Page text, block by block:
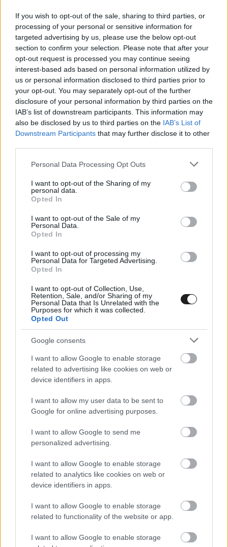
If you wish to opt-out of the sale, sharing to third parties, or
processing of your personal or sensitive information for
targeted advertising by us, please use the below opt-out
section to confirm your selection. Please note that after your
opt-out request is processed you may continue seeing
interest-based ads based on personal information utilized by
us or personal information disclosed to third parties prior to
your opt-out. You may separately opt-out of the further
disclosure of your personal information by third parties on the
IAB’s list of downstream participants. This information may
also be disclosed by us to third parties on the IAB’s List of
Downstream Participants that may further disclose it to other
Please note that this website/app uses one or more Google
not limited to your visit or usage behaviour. You may click to
grant or deny consent to Google and its third-party tags to
use your data for below specified purposes in below Google
consent section.
Personal Data Processing Opt Outs
I want to opt-out of the Sharing of my
personal data.
Opted In
I want to opt-out of the Sale of my
Personal Data.
Opted In
I want to opt-out of processing my
Personal Data for Targeted Advertising.
Opted In
I want to opt-out of Collection, Use,
Retention, Sale, and/or Sharing of my
Personal Data that Is Unrelated with the
Purposes for which it was collected.
Opted Out
Google consents
I want to allow Google to enable storage
related to advertising like cookies on web or
device identifiers in apps.
I want to allow my user data to be sent to
Google for online advertising purposes.
I want to allow Google to send me
personalized advertising.
I want to allow Google to enable storage
related to analytics like cookies on web or
device identifiers in apps.
I want to allow Google to enable storage
related to functionality of the website or app.
I want to allow Google to enable storage
▶
Az utolsó órában két incidens is történt, előbb
Augusto Farfus találta el a GT3-as BMW-jével az
Guidit a La Source hajtűben, majd Alex Riberas a
Kemmel-egyenesben Antonio Felix da Costa
Alpine-jának előzése közben a fűre sodródott,
a szalagkorlátnak csapódott a 009-es
Aston Martinnal.
A hajrában a BMW kettős győzelmét Antonio
Fuoco veszélyeztette az 50-es Ferrarival, mivel
négy új gumin sokkal gyorsabb volt az utolsó